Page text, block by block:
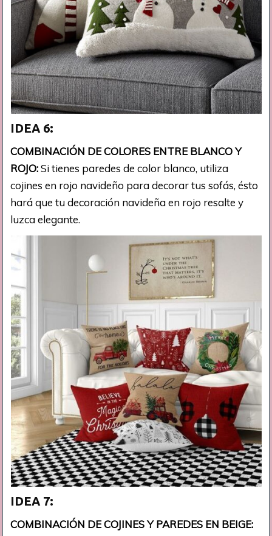
IDEA 6:
COMBINACIÓN DE COLORES ENTRE BLANCO Y
ROJO:Si tienes paredes de color blanco, utiliza
cojines en rojo navideño para decorar tus sofás, ésto
hará que tu decoración navideña en rojo resalte y
luzca elegante.
IDEA 7:
COMBINACIÓN DE COJINES Y PAREDES EN BEIGE: